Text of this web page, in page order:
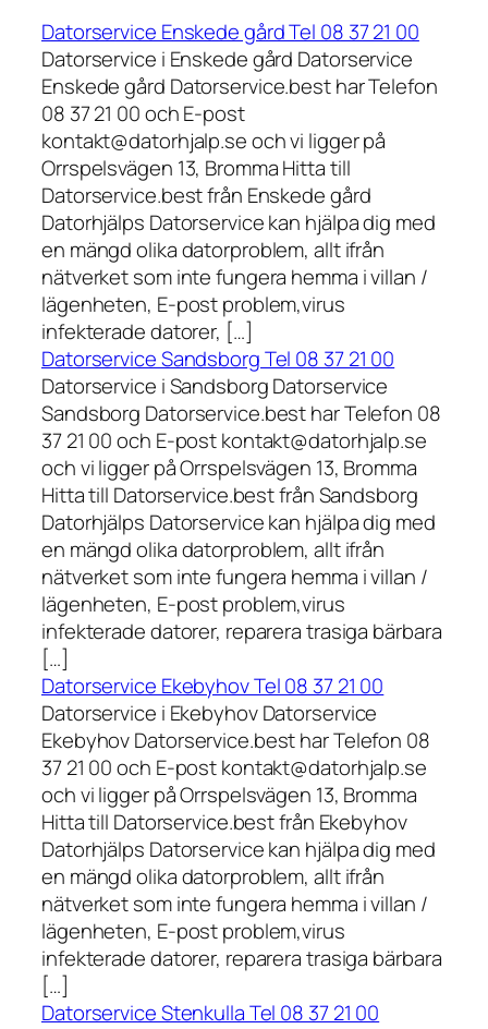
Datorservice Enskede gård Tel 08 37 21 00
Datorservice i Enskede gård Datorservice
Enskede gård Datorservice.best har Telefon
08 37 21 00 och E-post
kontakt@datorhjalp.se och vi ligger på
Orrspelsvägen 13, Bromma Hitta till
Datorservice.best från Enskede gård
Datorhjälps Datorservice kan hjälpa dig med
en mängd olika datorproblem, allt ifrån
nätverket som inte fungera hemma i villan /
lägenheten, E-post problem,virus
infekterade datorer, […]
Datorservice Sandsborg Tel 08 37 21 00
Datorservice i Sandsborg Datorservice
Sandsborg Datorservice.best har Telefon 08
37 21 00 och E-post kontakt@datorhjalp.se
och vi ligger på Orrspelsvägen 13, Bromma
Hitta till Datorservice.best från Sandsborg
Datorhjälps Datorservice kan hjälpa dig med
en mängd olika datorproblem, allt ifrån
nätverket som inte fungera hemma i villan /
lägenheten, E-post problem,virus
infekterade datorer, reparera trasiga bärbara
[…]
Datorservice Ekebyhov Tel 08 37 21 00
Datorservice i Ekebyhov Datorservice
Ekebyhov Datorservice.best har Telefon 08
37 21 00 och E-post kontakt@datorhjalp.se
och vi ligger på Orrspelsvägen 13, Bromma
Hitta till Datorservice.best från Ekebyhov
Datorhjälps Datorservice kan hjälpa dig med
en mängd olika datorproblem, allt ifrån
nätverket som inte fungera hemma i villan /
lägenheten, E-post problem,virus
infekterade datorer, reparera trasiga bärbara
[…]
Datorservice Stenkulla Tel 08 37 21 00